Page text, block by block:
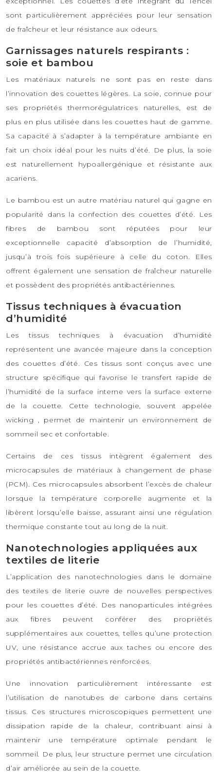
sont particulièrement appréciées pour leur sensation
de fraîcheur et leur résistance aux odeurs.
Garnissages naturels respirants :
soie et bambou
Les matériaux naturels ne sont pas en reste dans
l’innovation des couettes légères. La soie, connue pour
ses propriétés thermorégulatrices naturelles, est de
plus en plus utilisée dans les couettes haut de gamme.
Sa capacité à s’adapter à la température ambiante en
fait un choix idéal pour les nuits d’été. De plus, la soie
est naturellement hypoallergénique et résistante aux
acariens.
Le bambou est un autre matériau naturel qui gagne en
popularité dans la confection des couettes d’été. Les
fibres de bambou sont réputées pour leur
exceptionnelle capacité d’absorption de l’humidité,
jusqu’à trois fois supérieure à celle du coton. Elles
offrent également une sensation de fraîcheur naturelle
et possèdent des propriétés antibactériennes.
Tissus techniques à évacuation
d’humidité
Les tissus techniques à évacuation d’humidité
représentent une avancée majeure dans la conception
des couettes d’été. Ces tissus sont conçus avec une
structure spécifique qui favorise le transfert rapide de
l’humidité de la surface interne vers la surface externe
de la couette. Cette technologie, souvent appelée
wicking , permet de maintenir un environnement de
sommeil sec et confortable.
Certains de ces tissus intègrent également des
microcapsules de matériaux à changement de phase
(PCM). Ces microcapsules absorbent l’excès de chaleur
lorsque la température corporelle augmente et la
libèrent lorsqu’elle baisse, assurant ainsi une régulation
thermique constante tout au long de la nuit.
Nanotechnologies appliquées aux
textiles de literie
L’application des nanotechnologies dans le domaine
des textiles de literie ouvre de nouvelles perspectives
pour les couettes d’été. Des nanoparticules intégrées
aux fibres peuvent conférer des propriétés
supplémentaires aux couettes, telles qu’une protection
UV, une résistance accrue aux taches ou encore des
propriétés antibactériennes renforcées.
Une innovation particulièrement intéressante est
l’utilisation de nanotubes de carbone dans certains
tissus. Ces structures microscopiques permettent une
dissipation rapide de la chaleur, contribuant ainsi à
maintenir une température optimale pendant le
sommeil. De plus, leur structure permet une circulation
d’air améliorée au sein de la couette.